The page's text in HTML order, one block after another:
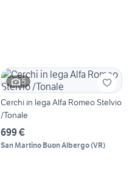
5
Cerchi in lega Alfa Romeo Stelvio
/Tonale
699 €
San Martino Buon Albergo(VR)